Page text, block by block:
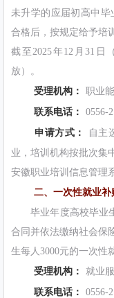
未升学的应届初高中毕
合格后，按规定给予培
截至2025年12月31日
放）。
受理机构：
职业
联系电话：
0556-
申请方式：
自主
业，培训机构按批次集
安徽职业培训信息管理
二、一次性就业补
毕业年度高校毕业生
合同并依法缴纳社会保
生每人3000元的一次性
受理机构：
就业
联系电话：
0556-